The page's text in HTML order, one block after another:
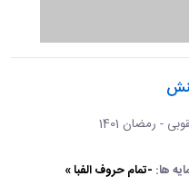
- رمضان 1401
ها: -تمام حروف الفبا »